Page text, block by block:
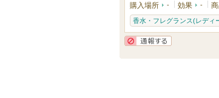
購入場所 - 効果 -
香水・フレグランス(レディ